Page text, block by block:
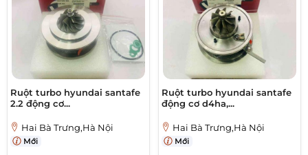
Ruột turbo hyundai santafe
2.2 động cơ...
Hai Bà Trưng,Hà Nội
Mới
Ruột turbo hyundai santafe
động cơ d4ha,...
Hai Bà Trưng,Hà Nội
Mới